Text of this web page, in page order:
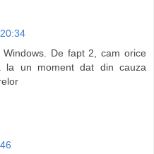
De fapt 2, cam orice
la un moment dat din cauza